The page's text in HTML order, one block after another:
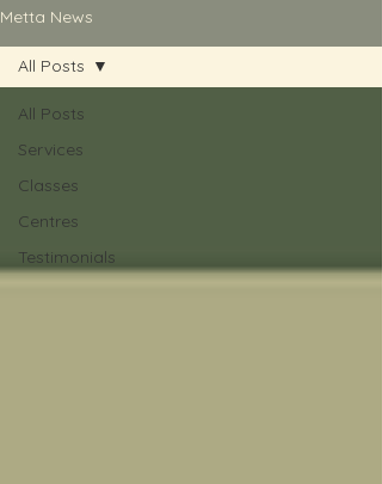
Metta News
All Posts
Services
Classes
Centres
Testimonials
All Posts